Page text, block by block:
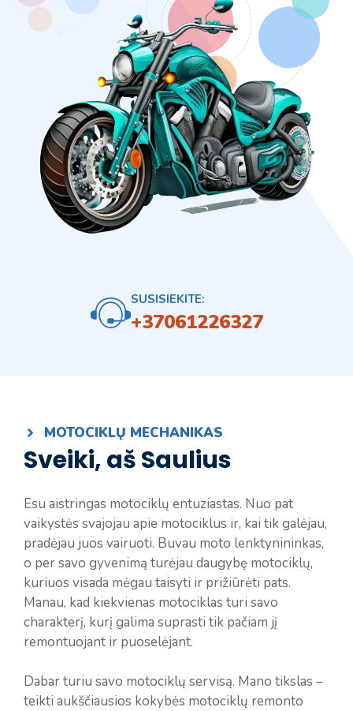
SUSISIEKITE:
+37061226327
MOTOCIKLŲ MECHANIKAS
Sveiki, aš Saulius
Esu aistringas motociklų entuziastas. Nuo pat
vaikystės svajojau apie motociklus ir, kai tik galėjau,
pradėjau juos vairuoti. Buvau moto lenktynininkas,
o per savo gyvenimą turėjau daugybę motociklų,
kuriuos visada mėgau taisyti ir prižiūrėti pats.
Manau, kad kiekvienas motociklas turi savo
charakterį, kurį galima suprasti tik pačiam jį
remontuojant ir puoselėjant.
Dabar turiu savo motociklų servisą. Mano tikslas –
teikti aukščiausios kokybės motociklų remonto